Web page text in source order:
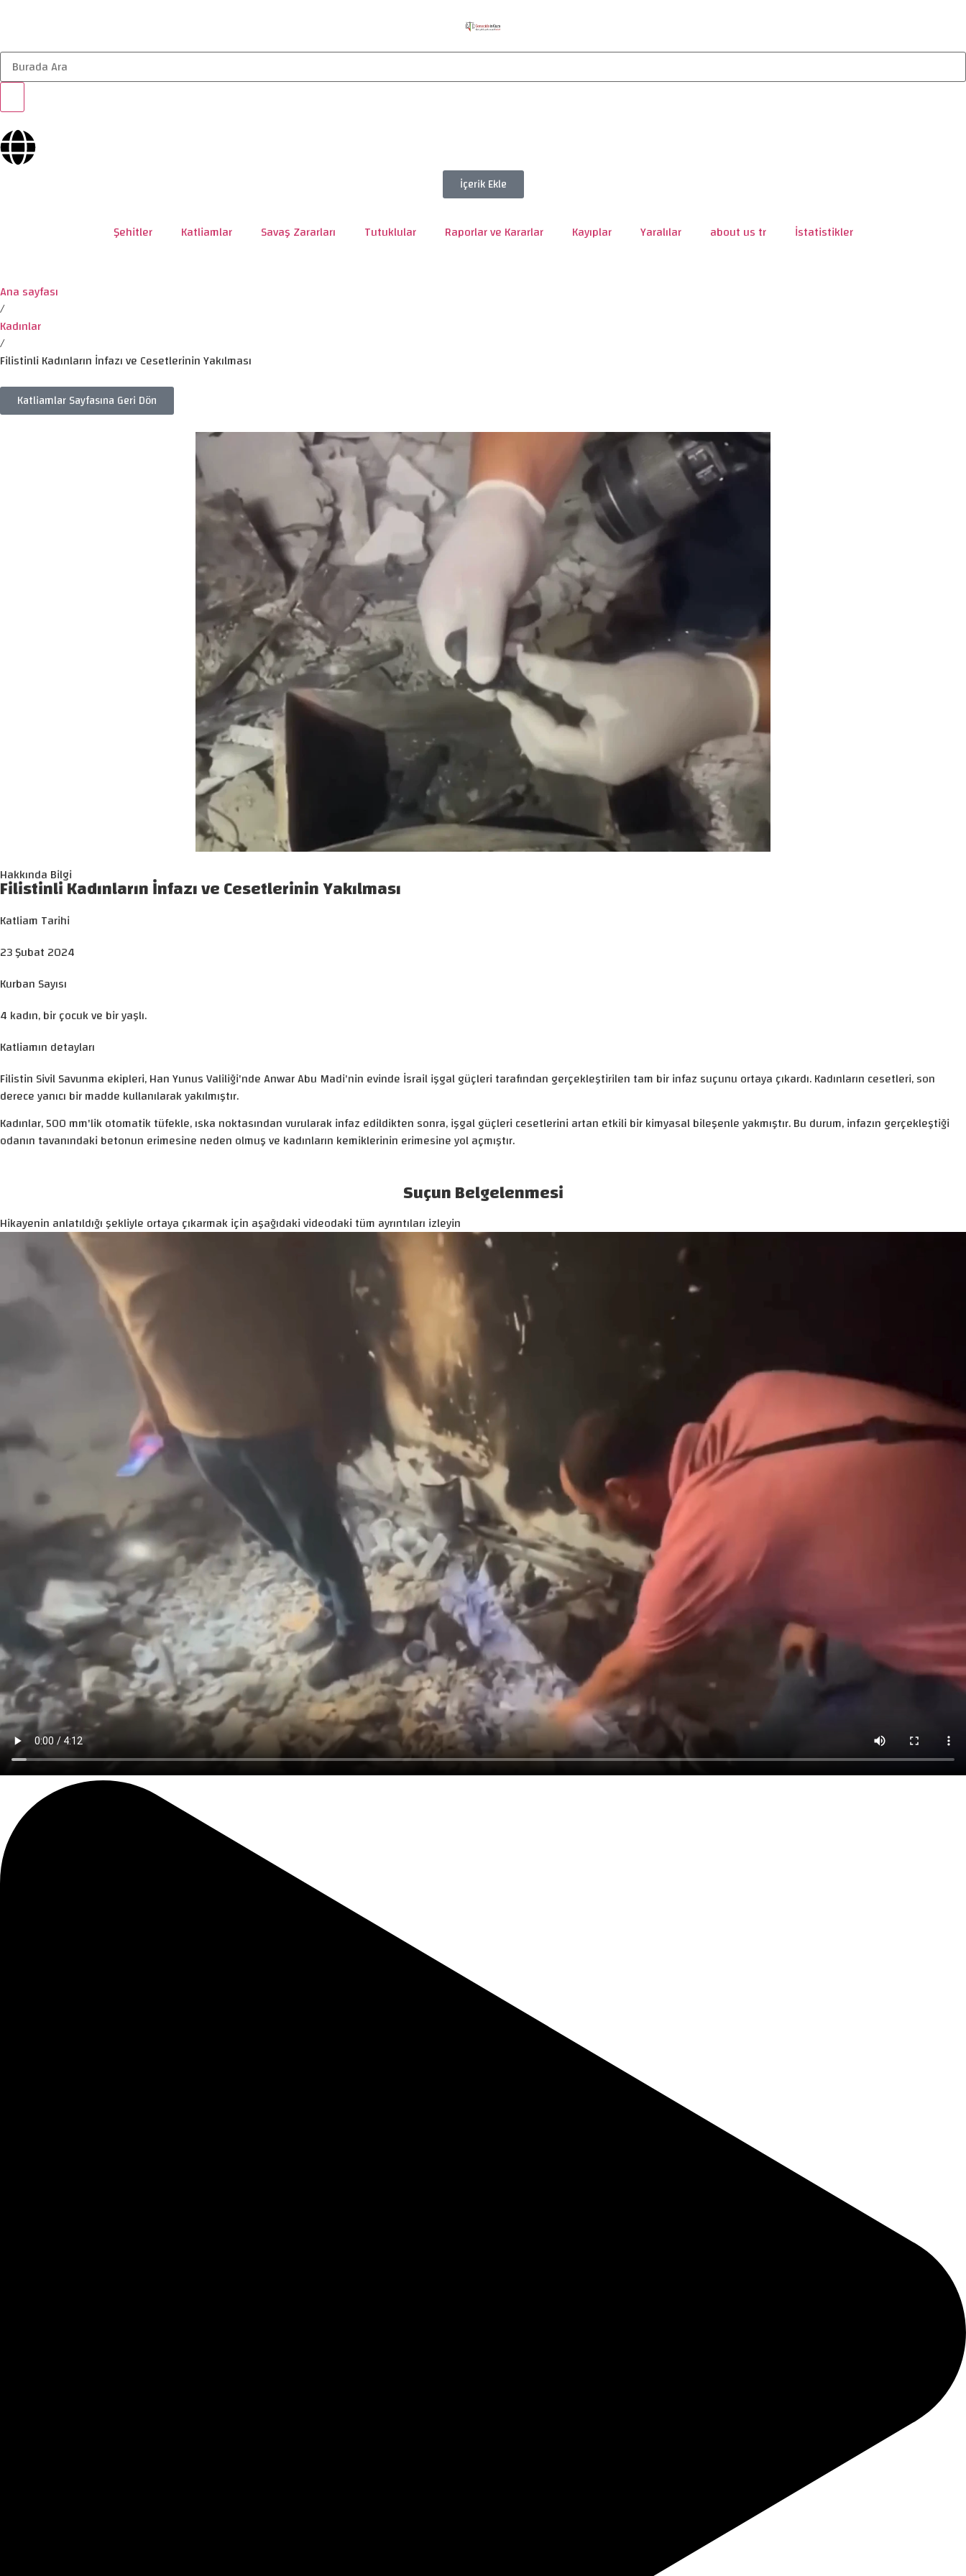
İçerik Ekle
Şehitler Katliamlar Savaş Zararları Tutuklular Raporlar ve Kararlar Kayıplar Yaralılar about us tr İstatistikler
Ana sayfası
/
Kadınlar
/
Filistinli Kadınların İnfazı ve Cesetlerinin Yakılması
Katliamlar Sayfasına Geri Dön
Hakkında Bilgi
Filistinli Kadınların İnfazı ve Cesetlerinin Yakılması
Katliam Tarihi
23 Şubat 2024
Kurban Sayısı
4 kadın, bir çocuk ve bir yaşlı.
Katliamın detayları
Filistin Sivil Savunma ekipleri, Han Yunus Valiliği'nde Anwar Abu Madi'nin evinde İsrail işgal güçleri tarafından gerçekleştirilen tam bir infaz suçunu ortaya çıkardı. Kadınların cesetleri, son
derece yanıcı bir madde kullanılarak yakılmıştır.
Kadınlar, 500 mm'lik otomatik tüfekle, ıska noktasından vurularak infaz edildikten sonra, işgal güçleri cesetlerini artan etkili bir kimyasal bileşenle yakmıştır. Bu durum, infazın gerçekleştiği
odanın tavanındaki betonun erimesine neden olmuş ve kadınların kemiklerinin erimesine yol açmıştır.
Suçun Belgelenmesi
Hikayenin anlatıldığı şekliyle ortaya çıkarmak için aşağıdaki videodaki tüm ayrıntıları izleyin